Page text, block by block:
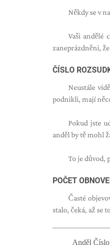
Někdy se v
Vaši andělé
zaneprázdněni,
ČÍSLO
Neustále
podnikli, mají
Pokud jste
anděl by tě mohl
To je důvod,
POČET
Časté
stalo, čeká, až se
Anděl